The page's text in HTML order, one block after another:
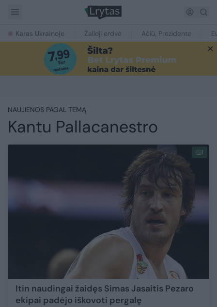
Karas Ukrainoje Žalioji erdvė Ačiū, Prezidente
NAUJIENOS PAGAL TEMĄ
Kantu Pallacanestro
1
Itin naudingai žaidęs Simas Jasaitis Pezaro
ekipai padėjo iškovoti pergalę